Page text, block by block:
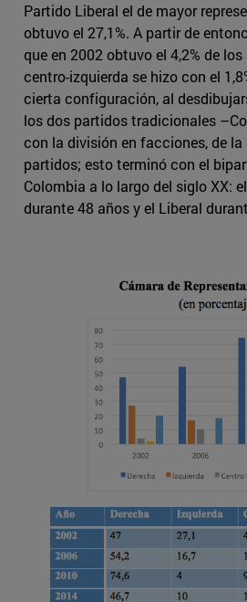
Partido Liberal el de mayor
obtuvo el 27,1%. A partir de
que en 2002 obtuvo el 4,2% de
centro-izquierda se hizo con el
cierta configuración, al
los dos partidos tradicionales
con la división en facciones, de
partidos; esto terminó con el
Colombia a lo largo del siglo XX:
durante 48 años y el Liberal